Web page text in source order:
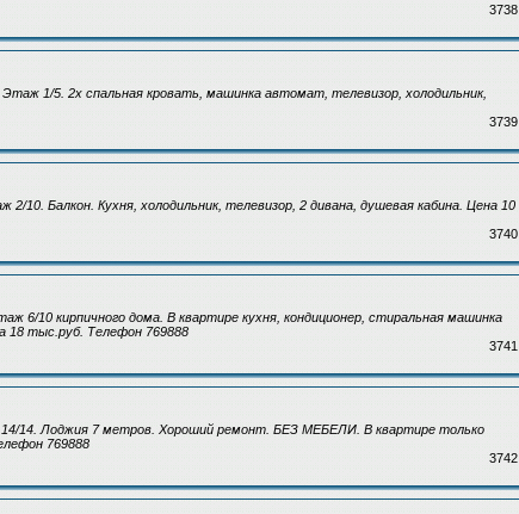
3738
1/5. 2х спальная кровать, машинка автомат, телевизор, холодильник,
3739
10. Балкон. Кухня, холодильник, телевизор, 2 дивана, душевая кабина. Цена 10
3740
6/10 кирпичного дома. В квартире кухня, кондиционер, стиральная машинка
18 тыс.руб. Телефон 769888
3741
14. Лоджия 7 метров. Хороший ремонт. БЕЗ МЕБЕЛИ. В квартире только
769888
3742